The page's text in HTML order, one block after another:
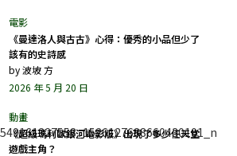
《曼達洛人與古古》心得：優秀的小品但少了
該有的史詩感
by波坡 方
2026 年 5 月 20 日
《超級瑪利歐銀河電影版》出現了多少任天堂
遊戲主角？